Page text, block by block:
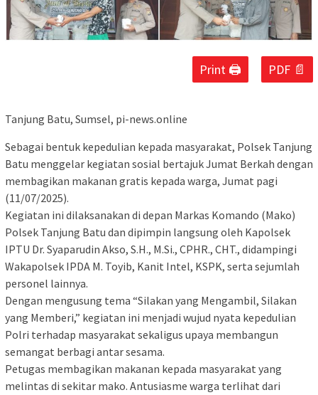
Print 🖨 PDF 📄
Tanjung Batu, Sumsel, pi-news.online
Sebagai bentuk kepedulian kepada masyarakat, Polsek Tanjung
Batu menggelar kegiatan sosial bertajuk Jumat Berkah dengan
membagikan makanan gratis kepada warga, Jumat pagi
(11/07/2025).
Kegiatan ini dilaksanakan di depan Markas Komando (Mako)
Polsek Tanjung Batu dan dipimpin langsung oleh Kapolsek
IPTU Dr. Syaparudin Akso, S.H., M.Si., CPHR., CHT., didampingi
Wakapolsek IPDA M. Toyib, Kanit Intel, KSPK, serta sejumlah
personel lainnya.
Dengan mengusung tema “Silakan yang Mengambil, Silakan
yang Memberi,” kegiatan ini menjadi wujud nyata kepedulian
Polri terhadap masyarakat sekaligus upaya membangun
semangat berbagi antar sesama.
Petugas membagikan makanan kepada masyarakat yang
melintas di sekitar mako. Antusiasme warga terlihat dari